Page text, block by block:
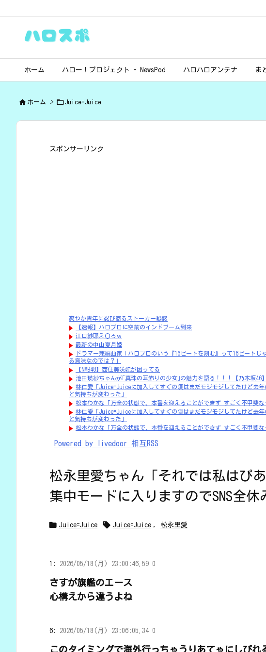
ホーム ハロー！プロジェクト - NewsPod ハロハロアンテナ ま
 ホーム > Juice=Juice
スポンサーリンク
爽やか青年に忍び寄るストーカー疑惑
【速報】ハロプロに空前のインドブーム到来
江口紗耶え〇ろｗ
最新の中山夏月姫
ドラマー兼編曲家「ハロプロのいう『16ビートを刻む』って16ビート
る意味なのでは？」
【NMB48】西住美咲妃が困ってる
池田瑛紗ちゃんが｢真珠の耳飾りの少女｣の魅力を語る！！！【乃木坂46】
林仁愛「Juice=Juiceに加入してすぐの頃はまだモジモジしてたけど去年
と気持ちが変わった」
松本わかな「万全の状態で、本番を迎えることができず すごく不甲斐な
林仁愛「Juice=Juiceに加入してすぐの頃はまだモジモジしてたけど去年
と気持ちが変わった」
松本わかな「万全の状態で、本番を迎えることができず すごく不甲斐な
Powered by livedoor 相互RSS
松永里愛ちゃん「それでは私はぴ
集中モードに入りますのでSNS全休
 Juice=Juice  Juice=Juice , 松永里愛
1: 2026/05/18(月) 23:00:46.59 0
さすが旗艦のエース
心構えから違うよね
6: 2026/05/18(月) 23:06:05.34 0
このタイミングで海外行っちゃうりあてゃにしびれ